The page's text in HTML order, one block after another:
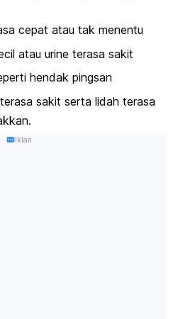
cepat atau tak menentu
atau urine terasa sakit
hendak pingsan
sakit serta lidah terasa
Iklan